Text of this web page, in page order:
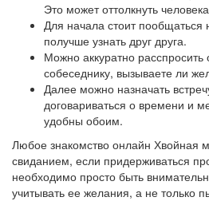
Это может оттолкнуть
Для начала стоит
получше узнать друг друга.
Можно аккуратно
собеседнику, вызываете ли
Далее можно назначать
договариваться о времени и
удобны обоим.
Любое знакомство онлайн Хвойная
свиданием, если придерживаться
необходимо просто быть
учитывать ее желания, а не только